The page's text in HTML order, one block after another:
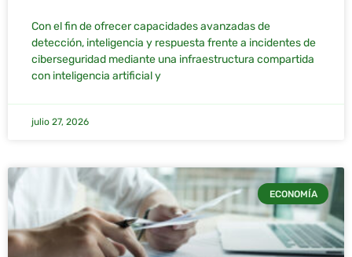
Con el fin de ofrecer capacidades avanzadas de
detección, inteligencia y respuesta frente a incidentes de
ciberseguridad mediante una infraestructura compartida
con inteligencia artificial y
julio 27, 2026
ECONOMÍA